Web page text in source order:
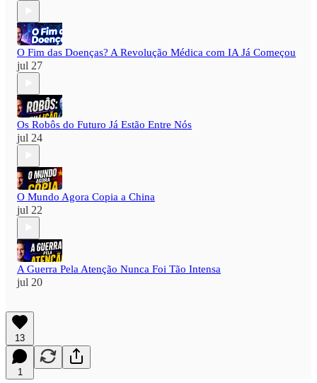
O Fim das Doenças? A Revolução Médica com IA Já Começou
jul 27
Os Robôs do Futuro Já Estão Entre Nós
jul 24
O Mundo Agora Copia a China
jul 22
A Guerra Pela Atenção Nunca Foi Tão Intensa
jul 20
13
1